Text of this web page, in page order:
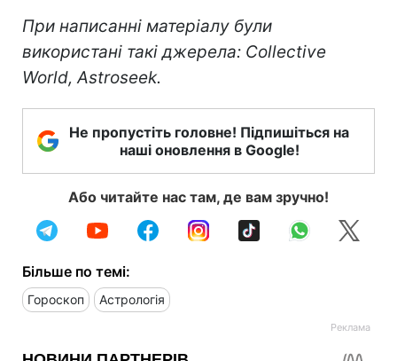
При написанні матеріалу були
використані такі джерела: Collective
World, Astroseek.
Не пропустіть головне! Підпишіться на
наші оновлення в Google!
Або читайте нас там, де вам зручно!
Більше по темі:
Гороскоп Астрологія